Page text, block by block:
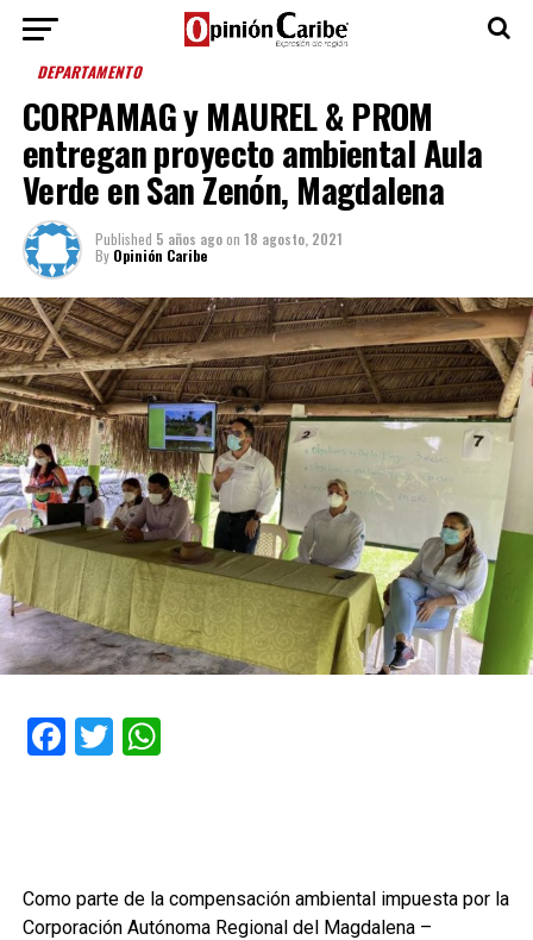
DEPARTAMENTO
CORPAMAG y MAUREL & PROM
entregan proyecto ambiental Aula
Verde en San Zenón, Magdalena
Published 5 años agoon 18 agosto, 2021
By Opinión Caribe
Facebook
TwitterWhatsApp
Como parte de la compensación ambiental impuesta por la
Corporación Autónoma Regional del Magdalena –